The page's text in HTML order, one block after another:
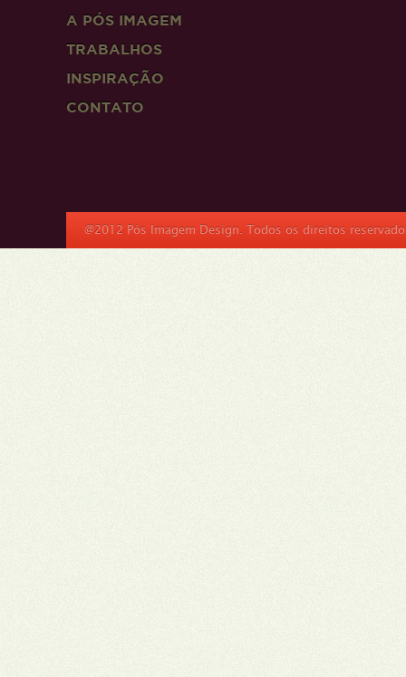
A PÓS IMAGEM
TRABALHOS
INSPIRAÇÃO
CONTATO
@2012 Pós Imagem Design. Todos os direitos